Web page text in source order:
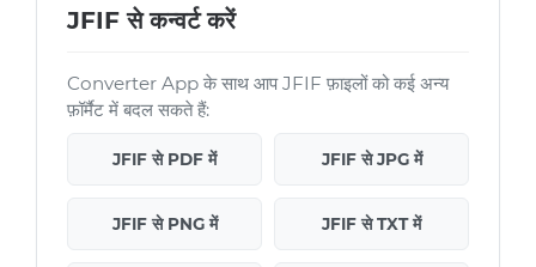
JFIF से कन्वर्ट करें
Converter App के साथ आप JFIF फ़ाइलों को कई अन्य
फ़ॉर्मैट में बदल सकते हैं:
JFIF से PDF में JFIF से JPG में
JFIF से PNG में JFIF से TXT में